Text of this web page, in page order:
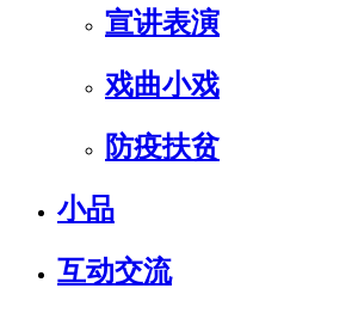
宣讲表演
戏曲小戏
防疫扶贫
小品
互动交流